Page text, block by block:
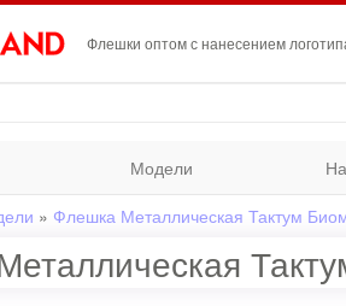
Флешки оптом с нанесением
Модели
» Флешка Металлическая Тактум